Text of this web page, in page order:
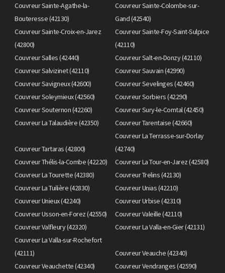
Couvreur Sainte-Agathe-la-
Bouteresse (42130)
Couvreur Sainte-Colombe-sur-
Gand (42540)
Couvreur Sainte-Croix-en-Jarez
(42800)
Couvreur Sainte-Foy-Saint-Sulpice
(42110)
Couvreur Salles (42440)
Couvreur Salt-en-Donzy (42110)
Couvreur Salvizinet (42110)
Couvreur Sauvain (42990)
Couvreur Savigneux (42600)
Couvreur Sevelinges (42460)
Couvreur Soleymieux (42560)
Couvreur Sorbiers (42290)
Couvreur Souternon (42260)
Couvreur Sury-le-Comtal (42450)
Couvreur La Talaudière (42350)
Couvreur Tarentaise (42660)
Couvreur Tartaras (42800)
Couvreur La Terrasse-sur-Dorlay
(42740)
Couvreur Thélis-la-Combe (42220)
Couvreur La Tour-en-Jarez (42580)
Couvreur La Tourette (42380)
Couvreur Trelins (42130)
Couvreur La Tuilière (42830)
Couvreur Unias (42210)
Couvreur Unieux (42240)
Couvreur Urbise (42310)
Couvreur Usson-en-Forez (42550)
Couvreur Valeille (42110)
Couvreur Valfleury (42320)
Couvreur La Valla-en-Gier (42131)
Couvreur La Valla-sur-Rochefort
(42111)
Couvreur Veauche (42340)
Couvreur Veauchette (42340)
Couvreur Vendranges (42590)